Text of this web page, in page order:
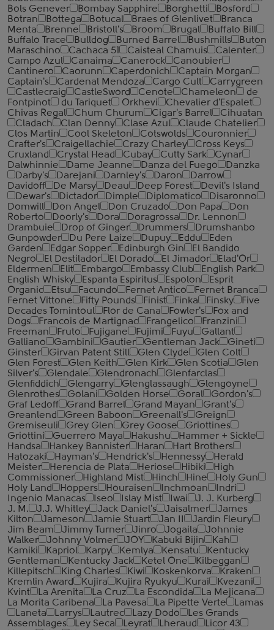
Bols Genever
Bombay Sapphire Borghetti
Bosford
Botran
Bottega Botucal Braes of Glenlivet
Branca
Menta
Brenne Bristoll's Broom Brugal
Buffalo Bill
Buffalo Trace
Bulldog Burned Barrel Bushmills
Buton
Maraschino
Cachaca 51 Caisteal Chamuis
Calenter
Campo Azul
Canaima Canerock
Canoubier
Cantinero
Caorunn Caperdonich
Captain Morgan
Captain's
Cardenal Mendoza Cargo Cult
Carrygreen
Castlecraig
CastleSword Cenote Chameleon
de
Fontpinot
du Tariquet Orkhevi
Chevalier d'Espalet
Chivas Regal
Chum Churum Cigar's Barrel
Cihuatan
Cladach
Clan Denny Clase Azul
Claude Chatelier
Clos Martin
Cool Skeleton Cotswolds
Couronnier
Crafter's
Craigellachie Crazy Charley
Cross Keys
Cruxland
Crystal Head Cubay Cutty Sark
Cynar
Dalwhinnie
Dame Jeanne Danza del Fuego
Danzka
Darby's
Darejani Darnley's Daron
Darrow
Davidoff
De Marsy Deau Deep Forest
Devil's Island
Dewar's
Dictador Dimple Diplomatico
Disaronno
Domwill
Don Angel Don Cruzado Don Papa
Don
Roberto
Doorly's Dora Doragrossa
Dr. Lennon
Drambuie
Drop of Ginger Drummers
Drumshanbo
Gunpowder
Du Pere Laize Dupuy Eddu
Eden
Garden
Edgar Sopper Edinburgh Gin
El Bandido
Negro
El Destilador El Dorado El Jimador
Elad'Or
Eldermen
Elit Embargo Embassy Club
English Park
English Whisky
Espanta Espiritus Espolon
Esprit
Organic
Etsu Facundo Fernet Antico
Fernet Branca
Fernet Vittone
Fifty Pounds Finist Finka Finsky
Five
Decades Tomintoul
Flor de Cana Fowler's
Fox and
Dogs
Francois de Martignac Frangelico
Franzini
Freeman
Fruto Fujigane Fujimi Fuyu
Gallant
Galliano
Gambini Gautier Gentleman Jack
Gineti
Ginster
Girvan Patent Still Glen Clyde
Glen Colt
Glen Forest
Glen Keith Glen Kirk Glen Scotia
Glen
Silver's
Glendale Glendronach
Glenfarclas
Glenfiddich
Glengarry Glenglassaugh
Glengoyne
Glenrothes
Golani Golden Horse Goral
Gordon's
Graf Ledoff
Grand Barrel Grand Mayan
Grant's
Greanlend
Green Baboon Greenall's
Greign
Gremiseuli
Grey Glen Grey Goose
Griottines
Griottini
Guerrero Maya Hakushu
Hammer + Sickle
Handsa
Hankey Bannister Haran
Hart Brothers
Hatozaki
Hayman's Hendrick's Hennessy
Herald
Meister
Herencia de Plata Heriose Hibiki
High
Commissioner
Highland Mist Hinch Hine
Holy Gun
Holy Land
Hoppers Houraisen Inchmoan
Indri
Ingenio Manacas
Iseo Islay Mist Iwai
J. J. Kurberg
J. M.
J.J. Whitley Jack Daniel's Jaisalmer
James
Kilton
Jameson Jamie Stuart Jan II
Jardin Fleury
Jim Beam
Jimmy Turner Jinro Jogaila
Johnnie
Walker
Johnny Volmer JOY Kabuki Bijin
Kah
Kamiki
Kapriol Karpy Kemlya Kensatu
Kentucky
Gentleman
Kentucky Jack Ketel One
Kilbeggan
Killepitsch
King Charles Kiwi Koskenkorva
Kraken
Kremlin Award
Kujira Kujira Ryukyu Kurai
Kvezani
Kvint
La Arenita La Cruz La Escondida
La Mejicana
La Morita Caribena
La Pavesa La Pipette Verte
Lamas
Laneta
Larrys Lautrec Lazy Dodo
Les Grands
Assemblages
Ley Seca Leyrat Lheraud
Licor 43